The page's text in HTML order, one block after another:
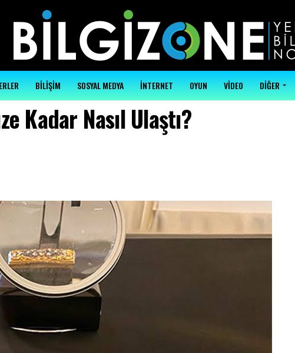
BİLİŞİM SOSYAL MEDYA İNTERNET OYUN VİDEO DİĞER
Kadar Nasıl Ulaştı?